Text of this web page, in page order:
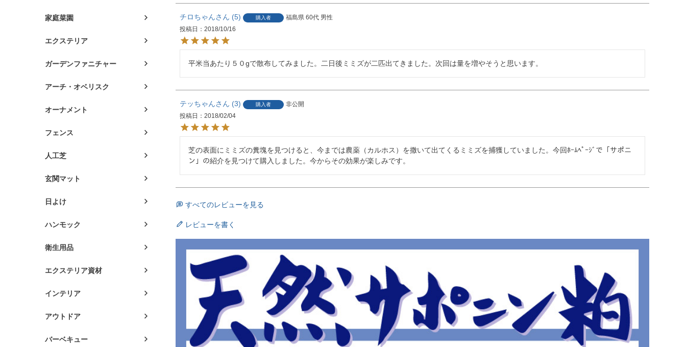
家庭菜園
エクステリア
ガーデンファニチャー
アーチ・オベリスク
オーナメント
フェンス
人工芝
玄関マット
日よけ
ハンモック
衛生用品
エクステリア資材
インテリア
アウトドア
バーベキュー
チロちゃん 5 購入者 福島県 60代 男性
投稿日
2018/10/16
平米当あたり５０gで散布してみました。二日後ミミズが二匹出てきました。次回は量を増やそうと思います。
テッちゃん 3 購入者
非公開
投稿日
2018/02/04
芝の表面にミミズの糞塊を見つけると、今までは農薬（カルホス）を撒いて出てくるミミズを捕獲していました。今回ﾎｰﾑﾍﾟｰｼﾞで「サポニ
すべてのレビューを見る
レビューを書く